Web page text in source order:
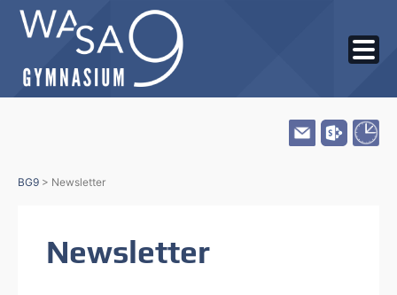
BG9 > Newsletter
Newsletter